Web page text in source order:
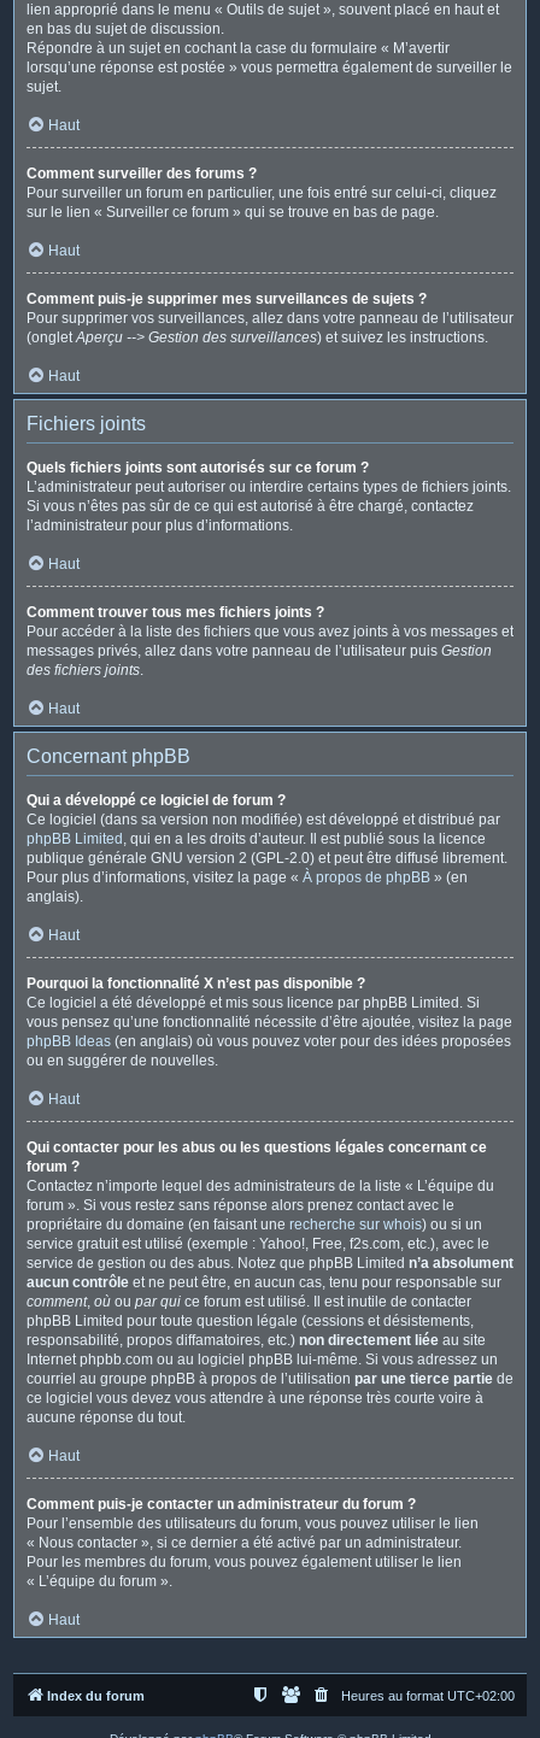
lien approprié dans le menu « Outils de sujet », souvent placé en haut et
en bas du sujet de discussion.
Répondre à un sujet en cochant la case du formulaire « M’avertir
lorsqu’une réponse est postée » vous permettra également de surveiller le
sujet.
Haut
Comment surveiller des forums ?
Pour surveiller un forum en particulier, une fois entré sur celui-ci, cliquez
sur le lien « Surveiller ce forum » qui se trouve en bas de page.
Haut
Comment puis-je supprimer mes surveillances de sujets ?
Pour supprimer vos surveillances, allez dans votre panneau de l’utilisateur
(ongletAperçu --> Gestion des surveillances) et suivez les instructions.
Haut
Fichiers joints
Quels fichiers joints sont autorisés sur ce forum ?
L’administrateur peut autoriser ou interdire certains types de fichiers joints.
Si vous n’êtes pas sûr de ce qui est autorisé à être chargé, contactez
l’administrateur pour plus d’informations.
Haut
Comment trouver tous mes fichiers joints ?
Pour accéder à la liste des fichiers que vous avez joints à vos messages et
messages privés, allez dans votre panneau de l’utilisateur puis Gestion
des fichiers joints.
Haut
Concernant phpBB
Qui a développé ce logiciel de forum ?
Ce logiciel (dans sa version non modifiée) est développé et distribué par
phpBB Limited , qui en a les droits d’auteur. Il est publié sous la licence
publique générale GNU version 2 (GPL-2.0) et peut être diffusé librement.
Pour plus d’informations, visitez la page « À propos de phpBB » (en
anglais).
Haut
Pourquoi la fonctionnalité X n’est pas disponible ?
Ce logiciel a été développé et mis sous licence par phpBB Limited. Si
vous pensez qu’une fonctionnalité nécessite d’être ajoutée, visitez la page
phpBB Ideas (en anglais) où vous pouvez voter pour des idées proposées
ou en suggérer de nouvelles.
Haut
Qui contacter pour les abus ou les questions légales concernant ce
forum ?
Contactez n’importe lequel des administrateurs de la liste « L’équipe du
forum ». Si vous restez sans réponse alors prenez contact avec le
propriétaire du domaine (en faisant une recherche sur whois) ou si un
service gratuit est utilisé (exemple : Yahoo!, Free, f2s.com, etc.), avec le
service de gestion ou des abus. Notez que phpBB Limited n’a absolument
aucun contrôle et ne peut être, en aucun cas, tenu pour responsable sur
comment, où ou par qui ce forum est utilisé. Il est inutile de contacter
phpBB Limited pour toute question légale (cessions et désistements,
responsabilité, propos diffamatoires, etc.) non directement liée au site
Internet phpbb.com ou au logiciel phpBB lui-même. Si vous adressez un
courriel au groupe phpBB à propos de l’utilisation par une tierce partie de
ce logiciel vous devez vous attendre à une réponse très courte voire à
aucune réponse du tout.
Haut
Comment puis-je contacter un administrateur du forum ?
Pour l’ensemble des utilisateurs du forum, vous pouvez utiliser le lien
« Nous contacter », si ce dernier a été activé par un administrateur.
Pour les membres du forum, vous pouvez également utiliser le lien
« L’équipe du forum ».
Haut
Index du forum Heures au format UTC+02:00